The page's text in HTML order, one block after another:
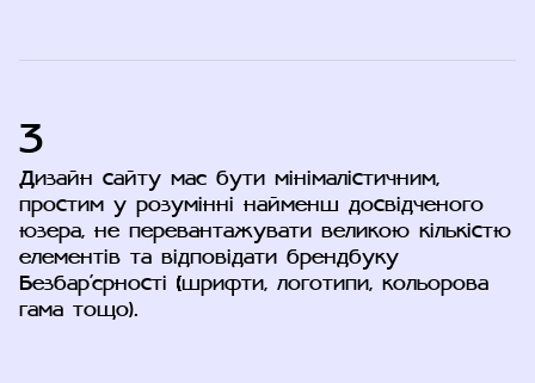
3
Дизайн сайту має бути мінімалістичним,
простим у розумінні найменш досвідченого
юзера, не перевантажувати великою кількістю
елементів та відповідати брендбуку
Безбар'єрності (шрифти, логотипи, кольорова
гама тощо).